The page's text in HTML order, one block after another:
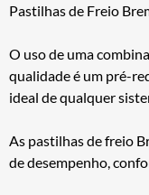
Pastilhas de Freio
O uso de uma
qualidade é um pré-
ideal de qualquer
As pastilhas de freio
de desempenho,